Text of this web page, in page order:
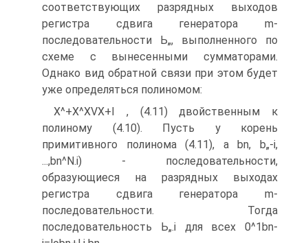
соответствующих разрядных выходов
регистра сдвига генератора m-
последовательности Ь„, выполненного по
схеме с вынесенными сумматорами.
Однако вид обратной связи при этом будет
уже определяться полиномом:
X^+X^XVX+I , (4.11) двойственным к
полиному (4.10). Пусть у корень
примитивного полинома (4.11), а bn, b„-i,
...,bn^N.i) - последовательности,
образующиеся на разрядных выходах
регистра сдвига генератора m-
последовательности. Тогда
последовательность Ь„.і для всех 0^1bn-